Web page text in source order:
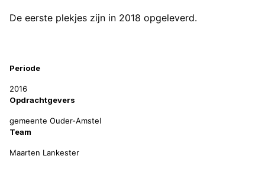
De eerste plekjes zijn in 2018 opgeleverd.
Periode
2016
Opdrachtgevers
gemeente Ouder-Amstel
Team
Maarten Lankester